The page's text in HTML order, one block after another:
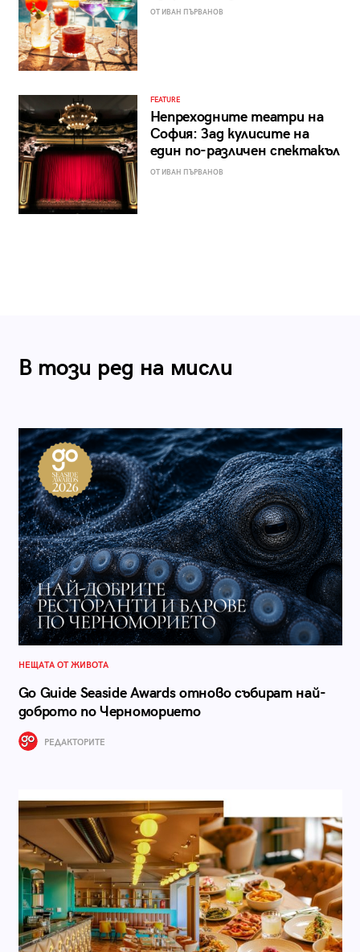
ОТ ИВАН ПЪРВАНОВ
FEATURE
Непреходните театри на
София: Зад кулисите на
един по-различен спектакъл
ОТ ИВАН ПЪРВАНОВ
В този ред на мисли
НЕЩАТА ОТ ЖИВОТА
Go Guide Seaside Awards отново събират най-
доброто по Черноморието
РЕДАКТОРИТЕ